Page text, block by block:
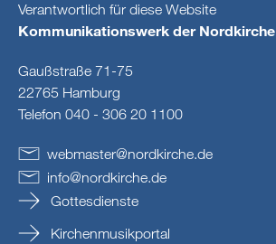
Verantwortlich für diese Website
Kommunikationswerk der Nordkirche
Gaußstraße 71-75
22765 Hamburg
Telefon 040 - 306 20 1100
webmaster@nordkirche.de
info@nordkirche.de
Gottesdienste
Kirchenmusikportal